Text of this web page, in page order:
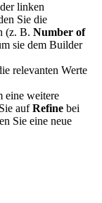
linken
Sie die
(z. B. Number of
sie dem Builder
relevanten Werte
eine weitere
aufRefine bei
Sie eine neue